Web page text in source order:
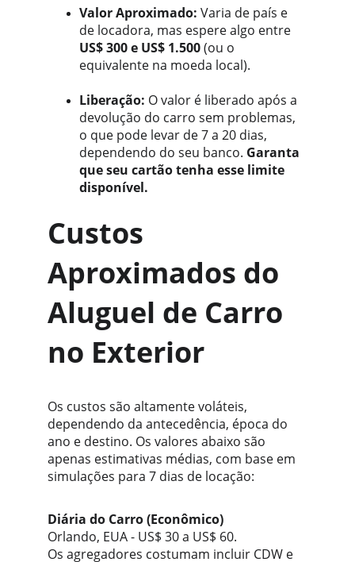
Valor Aproximado: Varia de país e
de locadora, mas espere algo entre
US$ 300 e US$ 1.500 (ou o
equivalente na moeda local).
Liberação: O valor é liberado após a
devolução do carro sem problemas,
o que pode levar de 7 a 20 dias,
dependendo do seu banco. Garanta
que seu cartão tenha esse limite
disponível.
Custos
Aproximados do
Aluguel de Carro
no Exterior
Os custos são altamente voláteis,
dependendo da antecedência, época do
ano e destino. Os valores abaixo são
apenas estimativas médias, com base em
simulações para 7 dias de locação:
Diária do Carro (Econômico)
Orlando, EUA - US$ 30 a US$ 60.
Os agregadores costumam incluir CDW e